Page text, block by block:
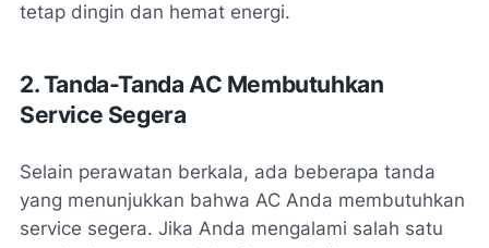
tetap dingin dan hemat energi.
2. Tanda-Tanda AC Membutuhkan
Service Segera
Selain perawatan berkala, ada beberapa tanda
yang menunjukkan bahwa AC Anda membutuhkan
service segera. Jika Anda mengalami salah satu